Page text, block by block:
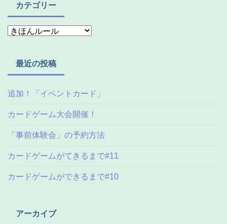
カテゴリー
最近の投稿
追加！「イベントカード」
カードゲーム大会開催！
「事前体験会」の予約方法
カードゲームがてきるまで#11
カードゲームができるまで#10
アーカイブ